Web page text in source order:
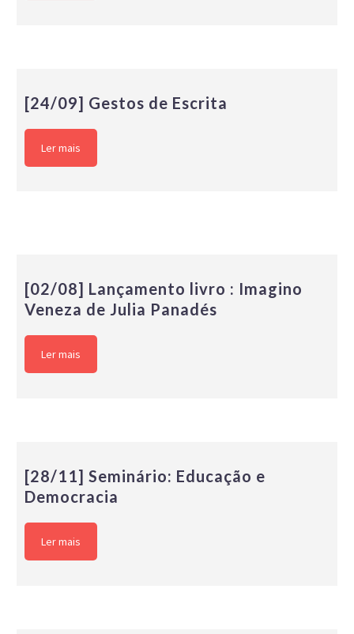
[24/09] Gestos de Escrita
Ler mais
[02/08] Lançamento livro : Imagino
Veneza de Julia Panadés
Ler mais
[28/11] Seminário: Educação e
Democracia
Ler mais